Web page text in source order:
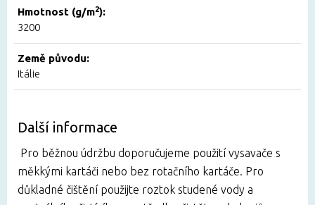
Hmotnost (g/m2):
3200
Země původu:
Itálie
Další informace
Pro běžnou údržbu doporučujeme použití vysavače s
měkkými kartáči nebo bez rotačního kartáče. Pro
důkladné čištění použijte roztok studené vody a